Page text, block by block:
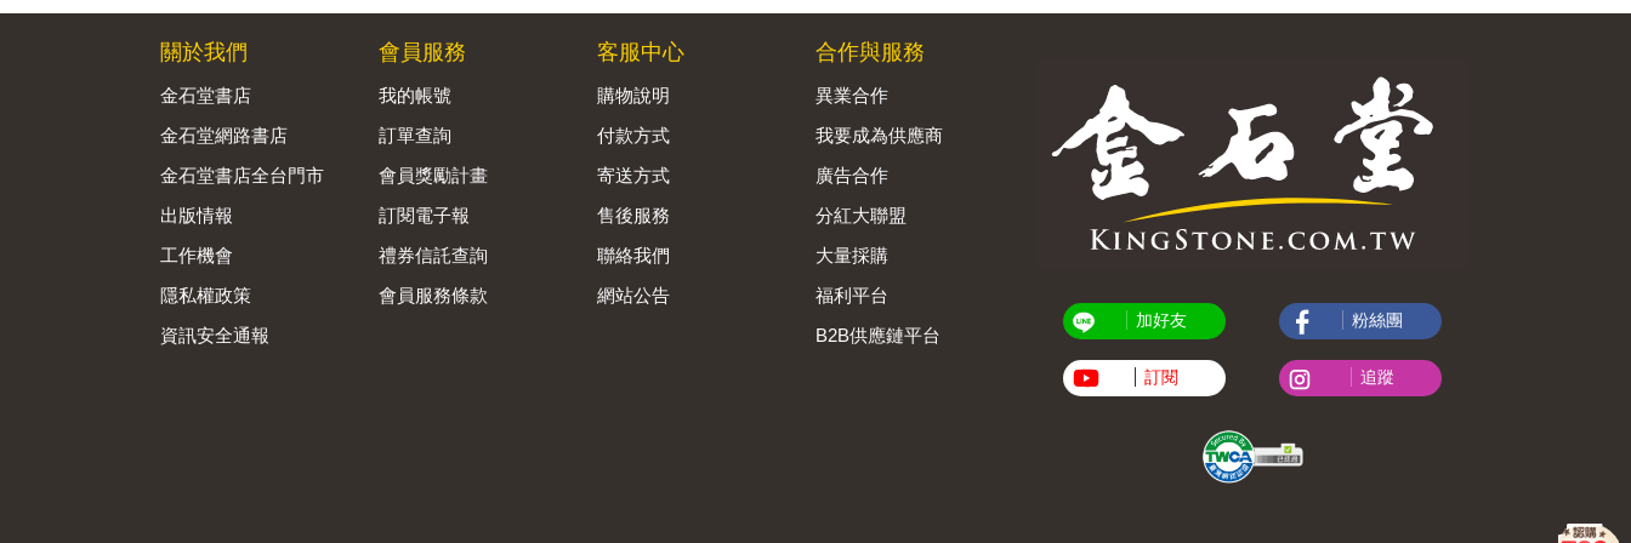
關於我們
金石堂書店
金石堂網路書店
金石堂書店全台門市
出版情報
工作機會
隱私權政策
資訊安全通報
會員服務
我的帳號
訂單查詢
會員獎勵計畫
訂閱電子報
禮券信託查詢
會員服務條款
客服中心
購物說明
付款方式
寄送方式
售後服務
聯絡我們
網站公告
合作與服務
異業合作
我要成為供應商
廣告合作
分紅大聯盟
大量採購
福利平台
B2B供應鏈平台
加好友
訂閱
粉絲團
追蹤